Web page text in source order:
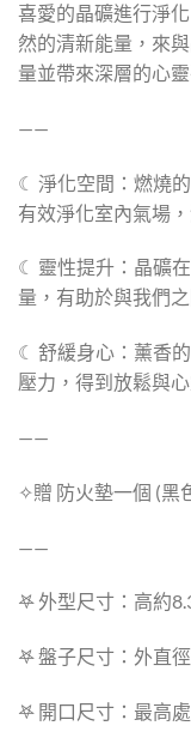
喜愛的晶礦進行淨
然的清新能量，來
量並帶來深層的心
——
☾ 淨化空間：燃燒
有效淨化室內氣場
☾ 靈性提升：晶礦
量，有助於與我們
☾ 舒緩身心：薰香
壓力，得到放鬆與
——
✧贈 防火墊一個 (黑
——
𖤐 外型尺寸：高約
𖤐盤子尺寸：外直
𖤐 開口尺寸：最高